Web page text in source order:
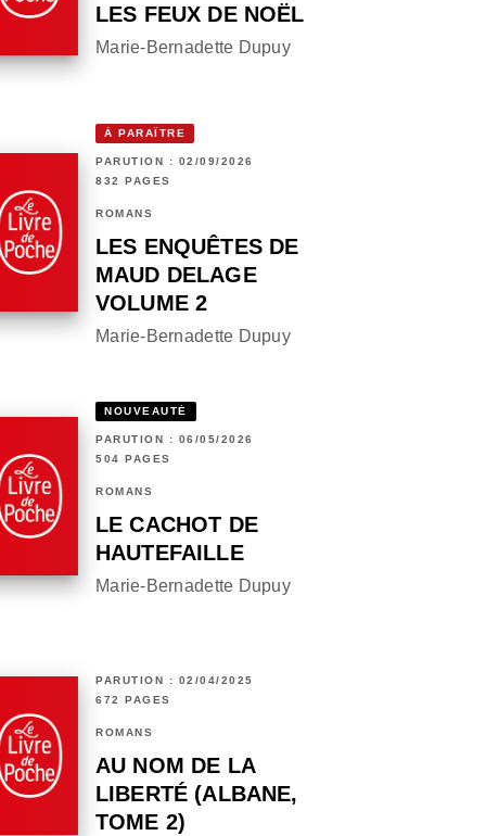
LES FEUX DE NOËL
Marie-Bernadette Dupuy
À PARAÎTRE
PARUTION : 02/09/2026
832 PAGES
ROMANS
LES ENQUÊTES DE
MAUD DELAGE
VOLUME 2
Marie-Bernadette Dupuy
NOUVEAUTÉ
PARUTION : 06/05/2026
504 PAGES
ROMANS
LE CACHOT DE
HAUTEFAILLE
Marie-Bernadette Dupuy
PARUTION : 02/04/2025
672 PAGES
ROMANS
AU NOM DE LA
LIBERTÉ (ALBANE,
TOME 2)